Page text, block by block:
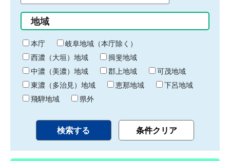
始
り
間
終
わ
り
地域
本庁
岐阜地域（本庁除く）
西濃（大垣）地域
揖斐地域
中濃（美濃）地域
郡上地域
可茂地域
東濃（多治見）地域
恵那地域
下呂地域
飛騨地域
県外